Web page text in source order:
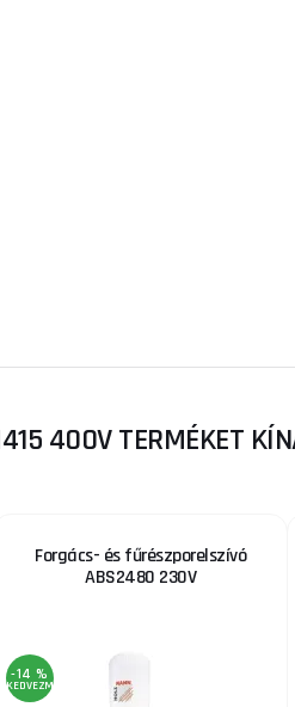
400V TERMÉKET
Forgács- és fűrészporelszívó
ABS2480 230V
-14 %
KEDVEZMÉNY